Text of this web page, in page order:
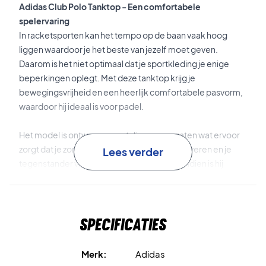
Adidas Club Polo Tanktop - Een comfortabele
spelervaring
In racketsporten kan het tempo op de baan vaak hoog
liggen waardoor je het beste van jezelf moet geven.
Daarom is het niet optimaal dat je sportkleding je enige
beperkingen oplegt. Met deze tanktop krijg je
bewegingsvrijheid en een heerlijk comfortabele pasvorm,
waardoor hij ideaal is voor padel.
Het model is ontworpen met diepe armsgaten wat ervoor
zorgt dat je zonder enige weerstand kunt serveren en je
tegenstander van de baan kunt slaan. Bovendien is hij
bewegingsbereik zodat je jouw volledige kracht kunt
Lees verder
Specificaties
Merk:
Adidas